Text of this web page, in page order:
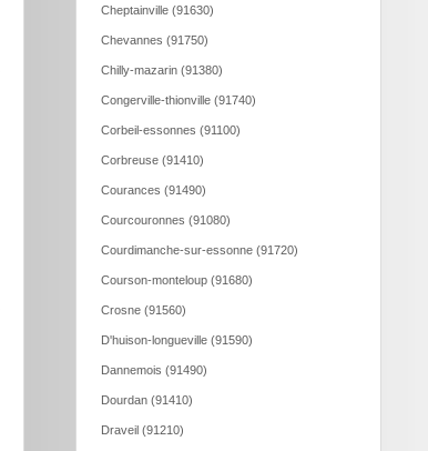
Cheptainville (91630)
Chevannes (91750)
Chilly-mazarin (91380)
Congerville-thionville (91740)
Corbeil-essonnes (91100)
Corbreuse (91410)
Courances (91490)
Courcouronnes (91080)
Courdimanche-sur-essonne (91720)
Courson-monteloup (91680)
Crosne (91560)
D'huison-longueville (91590)
Dannemois (91490)
Dourdan (91410)
Draveil (91210)